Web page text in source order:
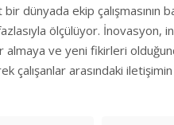
dünyada ekip çalışmasının
ölçülüyor. İnovasyon,
almaya ve yeni fikirleri
çalışanlar arasındaki